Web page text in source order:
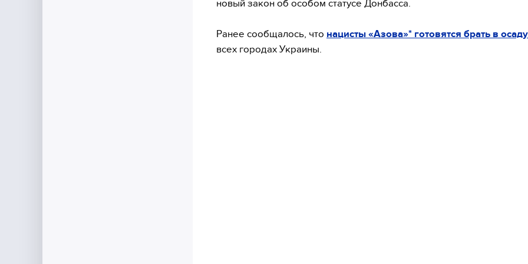
новый закон об особом статусе Донбасса.
Ранее сообщалось, что нацисты «Азова»* готовятся брать в
всех городах Украины.